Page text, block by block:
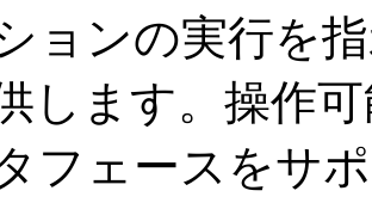
ョンの実行を
します。操作
フェースをサ